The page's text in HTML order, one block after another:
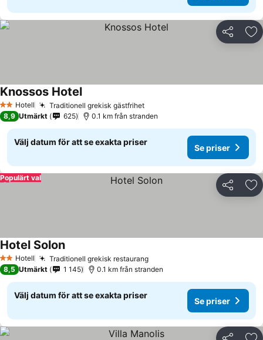
Dela
2 Stjärnor
Hotell Traditionell grekisk gästfrihetSe priser
Knossos HotelSe priser
8,9 Utmärkt 625 0.1 km från stranden
Välj datum för att se exakta priser
Se priser
Dela
Populärt val
2 Stjärnor
Hotell Traditionell grekisk restaurangSe priser
Hotel SolonSe priser
8,5 Utmärkt 1 145 0.1 km från stranden
Välj datum för att se exakta priser
Se priser